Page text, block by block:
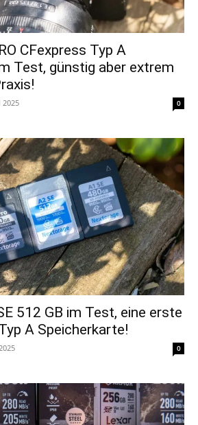
CFexpress Typ A
Test, günstig aber extrem
2025 0
512 GB im Test, eine erste
A Speicherkarte!
0